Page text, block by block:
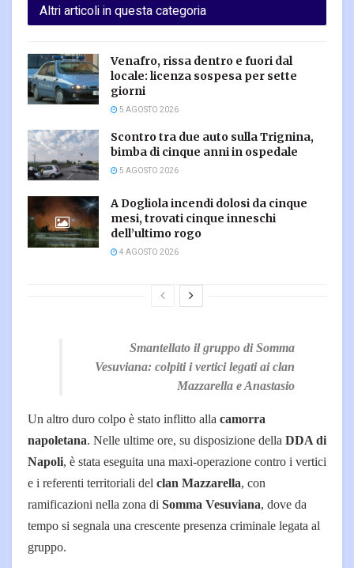
Altri articoli in questa categoria
Venafro, rissa dentro e fuori dal
locale: licenza sospesa per sette
giorni
5 AGOSTO 2026
Scontro tra due auto sulla Trignina,
bimba di cinque anni in ospedale
5 AGOSTO 2026
A Dogliola incendi dolosi da cinque
mesi, trovati cinque inneschi
dell’ultimo rogo
4 AGOSTO 2026
Smantellato il gruppo di Somma
Vesuviana: colpiti i vertici legati ai clan
Mazzarella e Anastasio
Un altro duro colpo è stato inflitto alla camorra
napoletana. Nelle ultime ore, su disposizione della DDA di
Napoli, è stata eseguita una maxi-operazione contro i vertici
e i referenti territoriali del clan Mazzarella, con
ramificazioni nella zona di Somma Vesuviana, dove da
tempo si segnala una crescente presenza criminale legata al
gruppo.